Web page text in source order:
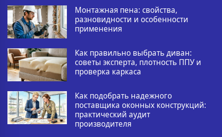
Монтажная пена: свойства,
разновидности и особенности
применения
Как правильно выбрать диван:
советы эксперта, плотность ППУ и
проверка каркаса
Как подобрать надежного
поставщика оконных конструкций:
практический аудит
производителя